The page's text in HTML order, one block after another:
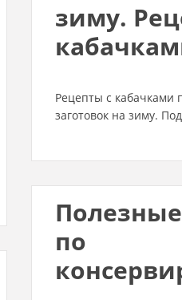
зиму.
Рецепты с кабачками
заготовок на зиму.
по